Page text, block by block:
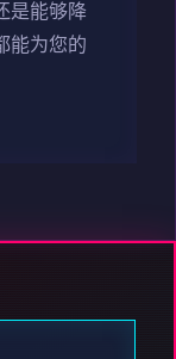
是能够降
能为您的